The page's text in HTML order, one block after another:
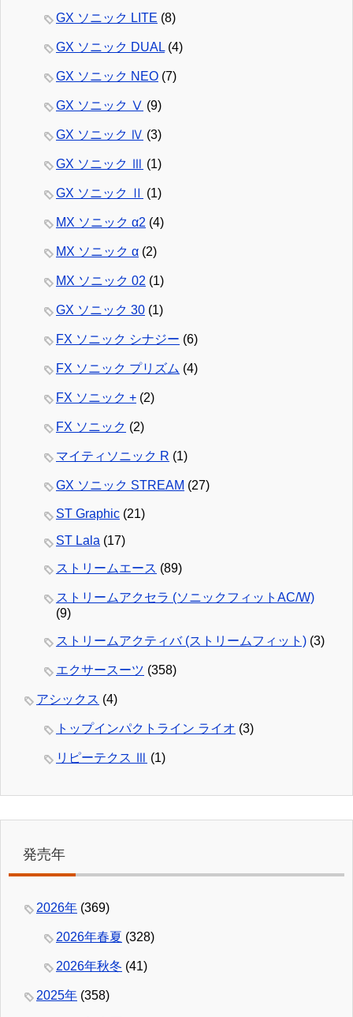
GX ソニック LITE (8)
GX ソニック DUAL (4)
GX ソニック NEO (7)
GX ソニック Ⅴ (9)
GX ソニック Ⅳ (3)
GX ソニック Ⅲ (1)
GX ソニック Ⅱ (1)
MX ソニック α2 (4)
MX ソニック α (2)
MX ソニック 02 (1)
GX ソニック 30 (1)
FX ソニック シナジー (6)
FX ソニック プリズム (4)
FX ソニック + (2)
FX ソニック (2)
マイティソニック R (1)
GX ソニック STREAM (27)
ST Graphic (21)
ST Lala (17)
ストリームエース (89)
ストリームアクセラ (ソニックフィットAC/W)
(9)
ストリームアクティバ (ストリームフィット) (3)
エクサースーツ (358)
アシックス (4)
トップインパクトライン ライオ (3)
リピーテクス Ⅲ (1)
発売年
2026年 (369)
2026年春夏 (328)
2026年秋冬 (41)
2025年 (358)